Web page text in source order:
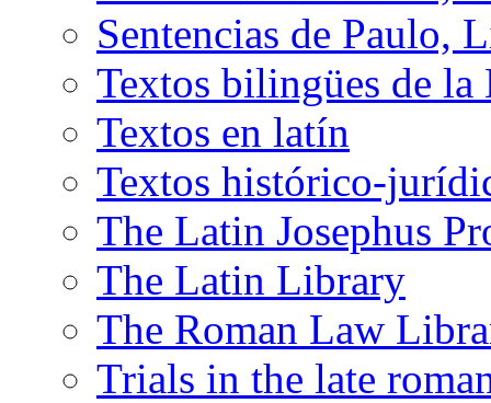
Sentencias de Paulo,
Textos bilingües de
Textos en latín
Textos histórico-
The Latin Josephus
The Latin Library
The Roman Law
Trials in the late